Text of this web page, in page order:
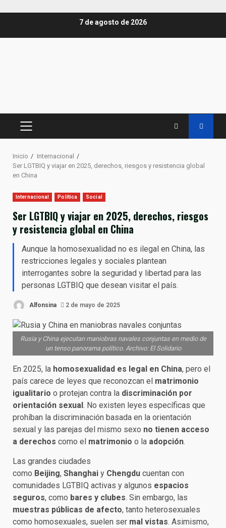
7 de agosto de 2026
MENÚ
Inicio
Internacional
Ser LGTBIQ y viajar en 2025, derechos, riesgos y resistencia global
en China
Internacional Política Social
Ser LGTBIQ y viajar en 2025, derechos, riesgos
y resistencia global en China
Aunque la homosexualidad no es ilegal en China, las
restricciones legales y sociales plantean
interrogantes sobre la seguridad y libertad para las
personas LGTBIQ que desean visitar el país.​
Alfonsina 2 de mayo de 2025
Rusia y China ejecutan maniobras navales conjuntas en medio de
un tenso panorama político. Archivo: El Solidario
En 2025, la homosexualidad es legal en China, pero el
país carece de leyes que reconozcan el matrimonio
igualitario o protejan contra la discriminación por
orientación sexual. No existen leyes específicas que
prohíban la discriminación basada en la orientación
sexual y las parejas del mismo sexo no tienen acceso
a derechos como el matrimonio o la adopción.​
Las grandes ciudades
como Beijing, Shanghai y Chengdu cuentan con
comunidades LGTBIQ activas y algunos espacios
seguros, como bares y clubes. Sin embargo, las
muestras públicas de afecto, tanto heterosexuales
como homosexuales, suelen ser mal vistas. Asimismo,